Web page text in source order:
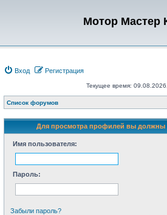
Мотор Мастер
Вход Регистрация
Текущее время:
Список форумов
Для просмотра профилей вы должны
Имя пользователя:
Пароль:
Забыли пароль?